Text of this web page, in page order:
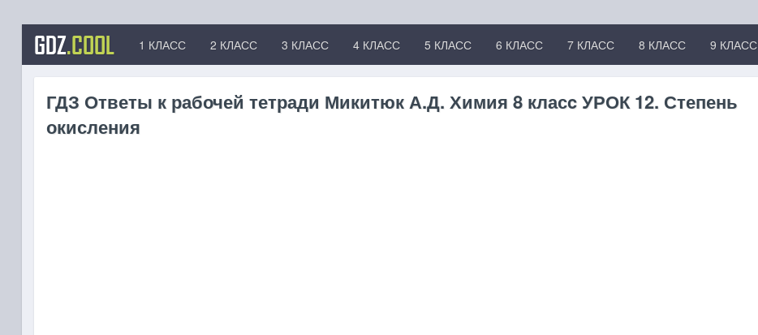
GDZ.COOL 1 КЛАСС 2 КЛАСС 3 КЛАСС 4 КЛАСС 5 КЛАСС 6 КЛАСС 7 КЛАСС 8 КЛАСС 9 КЛАСС
ГДЗ Ответы к рабочей тетради Микитюк А.Д. Химия 8 класc УРОК 12. Степень
окисления